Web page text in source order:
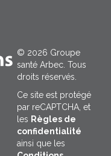
© 2026 Groupe
santé Arbec. Tous
droits réservés.
Ce site est protégé
par reCAPTCHA, et
les Règles de
confidentialité
ainsi que les